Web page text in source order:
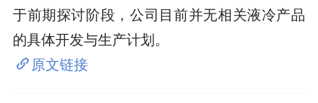
于前期探讨阶段，公司目前并无相关液冷产品
的具体开发与生产计划。
原文链接